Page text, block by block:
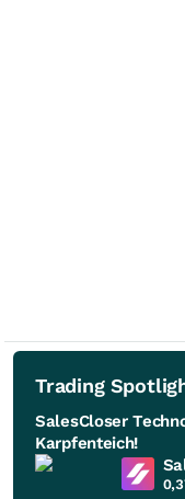
Trading
SalesCloser
Karpfenteich!